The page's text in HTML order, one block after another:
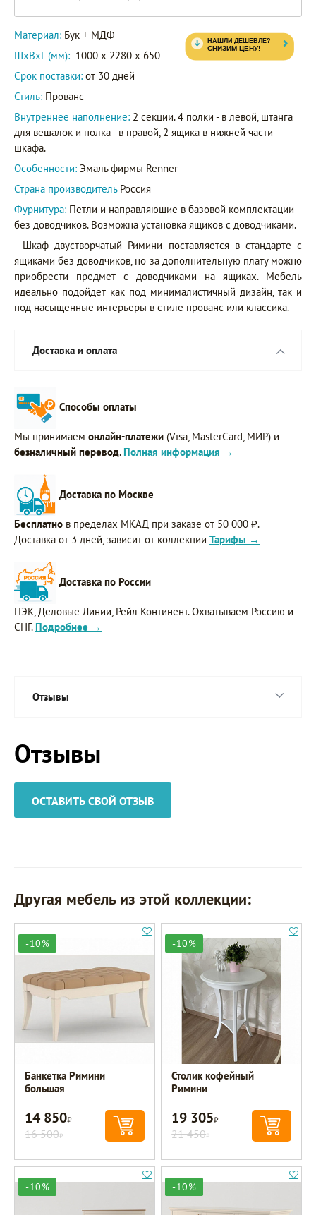
Материал: Бук + МДФ
ШxВxГ (мм): 1000 x 2280 x 650
Срок поставки: от 30 дней
Стиль: Прованс
Внутреннее наполнение: 2 секции. 4 полки - в левой, штанга
для вешалок и полка - в правой, 2 ящика в нижней части
шкафа.
Особенности: Эмаль фирмы Renner
Страна производитель Россия
Фурнитура: Петли и направляющие в базовой комплектации
без доводчиков. Возможна установка ящиков с доводчиками.
Шкаф двустворчатый Римини поставляется в стандарте с
ящиками без доводчиков, но за дополнительную плату можно
приобрести предмет с доводчиками на ящиках. Мебель
идеально подойдет как под минималистичный дизайн, так и
под насыщенные интерьеры в стиле прованс или классика.
Доставка и оплата
Способы оплаты
Мы принимаем онлайн-платежи (Visa, MasterCard, МИР) и
безналичный перевод. Полная информация →
Доставка по Москве
Бесплатно в пределах МКАД при заказе от 50 000 ₽.
Доставка от 3 дней, зависит от коллекции Тарифы →
Доставка по России
ПЭК, Деловые Линии, Рейл Континент. Охватываем Россию и
СНГ. Подробнее →
Отзывы
Отзывы
ОСТАВИТЬ СВОЙ ОТЗЫВ
Другая мебель из этой коллекции:
-10%
Банкетка Римини
большая
14 850Р
16 500Р
-10%
Столик кофейный
Римини
19 305Р
21 450Р
-10% -10%